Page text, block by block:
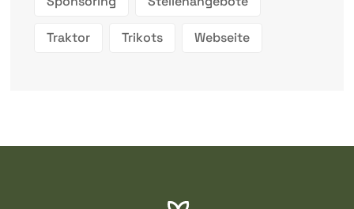
Traktor Trikots Webseite